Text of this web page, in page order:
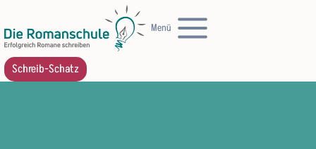
Inhalt
springen
Menü
Schreib-Schatz